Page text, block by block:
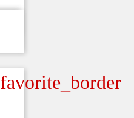
favorite_border